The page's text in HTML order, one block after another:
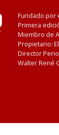
Fundado por
Primera
Miembro de
Propietario:
Director
Walter René